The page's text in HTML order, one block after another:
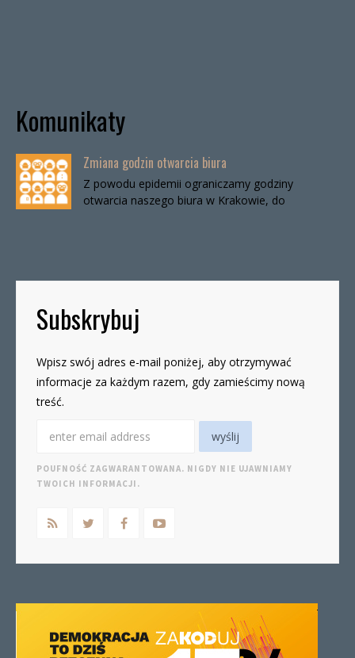
Komunikaty
Zmiana godzin otwarcia biura
Z powodu epidemii ograniczamy godziny
otwarcia naszego biura w Krakowie, do
Subskrybuj
Wpisz swój adres e-mail poniżej, aby otrzymywać
informacje za każdym razem, gdy zamieścimy nową
treść.
POUFNOŚĆ ZAGWARANTOWANA. NIGDY NIE UJAWNIAMY
TWOICH INFORMACJI.